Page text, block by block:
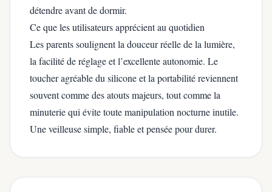
détendre avant de dormir.
Ce que les utilisateurs apprécient au quotidien
Les parents soulignent la douceur réelle de la lumière,
la facilité de réglage et l’excellente autonomie. Le
toucher agréable du silicone et la portabilité reviennent
souvent comme des atouts majeurs, tout comme la
minuterie qui évite toute manipulation nocturne inutile.
Une veilleuse simple, fiable et pensée pour durer.